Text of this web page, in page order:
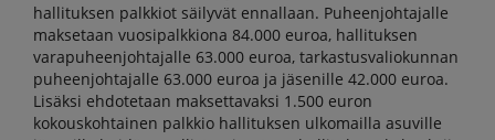
hallituksen palkkiot säilyvät ennallaan. Puheenjohtajalle
maksetaan vuosipalkkiona 84.000 euroa, hallituksen
varapuheenjohtajalle 63.000 euroa, tarkastusvaliokunnan
puheenjohtajalle 63.000 euroa ja jäsenille 42.000 euroa.
Lisäksi ehdotetaan maksettavaksi 1.500 euron
kokouskohtainen palkkio hallituksen ulkomailla asuville